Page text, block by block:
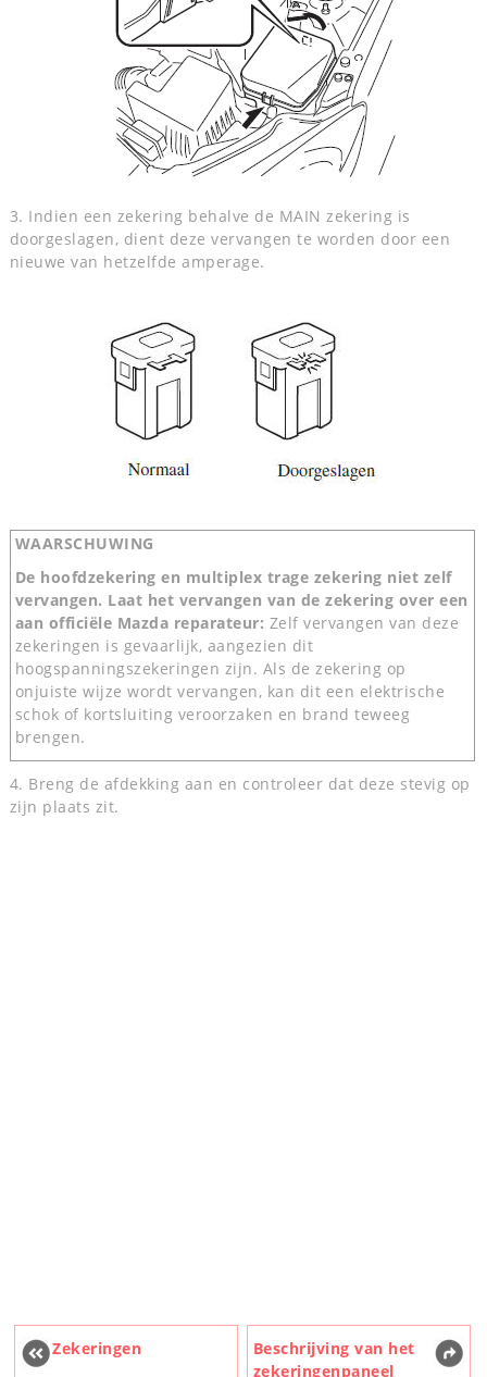
3. Indien een zekering behalve de MAIN zekering is
doorgeslagen, dient deze vervangen te worden door een
nieuwe van hetzelfde amperage.
WAARSCHUWING
De hoofdzekering en multiplex trage zekering niet zelf
vervangen. Laat het vervangen van de zekering over een
aan officiële Mazda reparateur: Zelf vervangen van deze
zekeringen is gevaarlijk, aangezien dit
hoogspanningszekeringen zijn. Als de zekering op
onjuiste wijze wordt vervangen, kan dit een elektrische
schok of kortsluiting veroorzaken en brand teweeg
brengen.
4. Breng de afdekking aan en controleer dat deze stevig op
zijn plaats zit.
Zekeringen
Beschrijving van het
zekeringenpaneel